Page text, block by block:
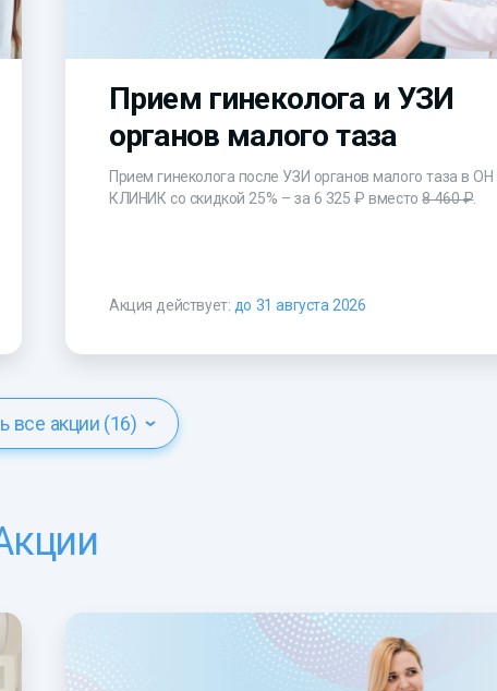
Прием гинеколога и УЗИ
органов малого таза
Прием гинеколога после УЗИ органов малого таза в ОН
КЛИНИК со скидкой 25% – за 6 325 ₽ вместо8 460 ₽.
Акция действует: до 31 августа 2026
все акции (16)